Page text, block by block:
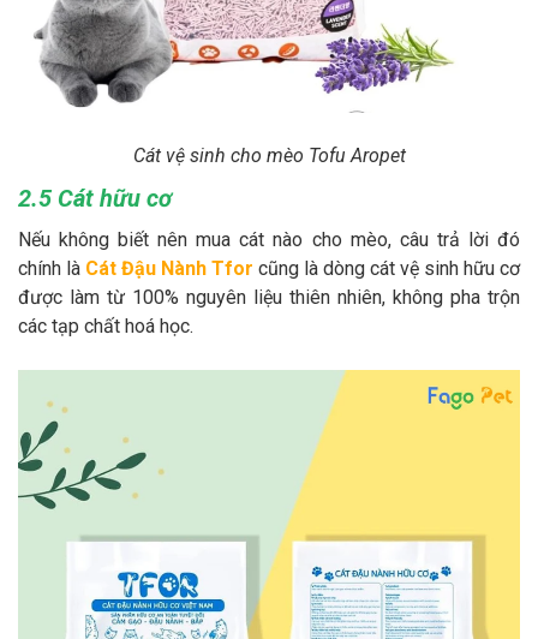
Cát vệ sinh cho mèo Tofu Aropet
2.5 Cát hữu cơ
Nếu không biết nên mua cát nào cho mèo, câu trả lời đó
chính là Cát Đậu Nành Tfor cũng là dòng cát vệ sinh hữu cơ
được làm từ 100% nguyên liệu thiên nhiên, không pha trộn
các tạp chất hoá học.